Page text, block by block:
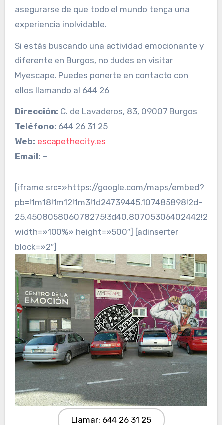
asegurarse de que todo el mundo tenga una
experiencia inolvidable.
Si estás buscando una actividad emocionante y
diferente en Burgos, no dudes en visitar
Myescape. Puedes ponerte en contacto con
ellos llamando al 644 26
Dirección: C. de Lavaderos, 83, 09007 Burgos
Teléfono: 644 26 31 25
Web: escapethecity.es
Email: –
[iframe src=»https://google.com/maps/embed?
pb=!1m18!1m12!1m3!1d24739445.107485898!2d-
width=»100%» height=»500″] [adinserter
block=»2″]
Llamar: 644 26 31 25